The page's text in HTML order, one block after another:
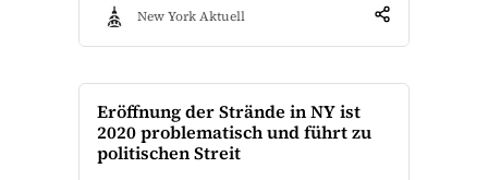
New York Aktuell
Eröffnung der Strände in NY ist
2020 problematisch und führt zu
politischen Streit